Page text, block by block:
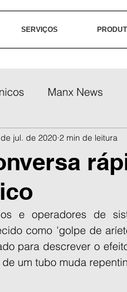
SERVIÇOS
Manx News
jul. de 2020 2 min de leitura
e operadores de
como 'golpe de
para descrever o
um tubo muda